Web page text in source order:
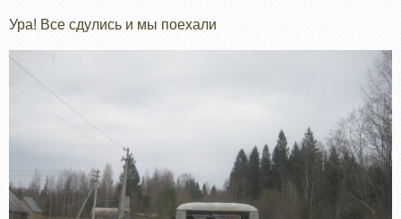
Ура! Все сдулись и мы поехали